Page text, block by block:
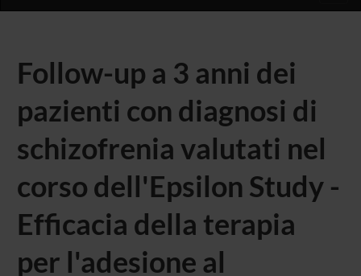
Follow-up a 3 anni dei
pazienti con diagnosi di
schizofrenia valutati nel
corso dell'Epsilon Study -
Efficacia della terapia
per l'adesione al